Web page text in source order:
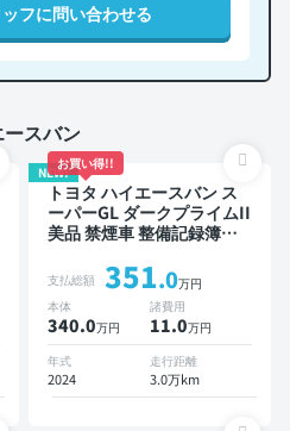
フに問い合わせる
スバン
NEW!
お買い得!!
トヨタ ハイエースバン ス
ーパーGL ダークプライムII
美品 禁煙車 整備記録簿あ
支払総額 351.0万円
本体
340.0万円
諸費用
11.0万円
年式
2024
走行距離
3.0万km